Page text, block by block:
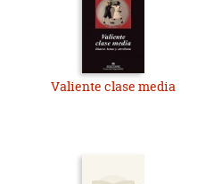
Valiente clase media